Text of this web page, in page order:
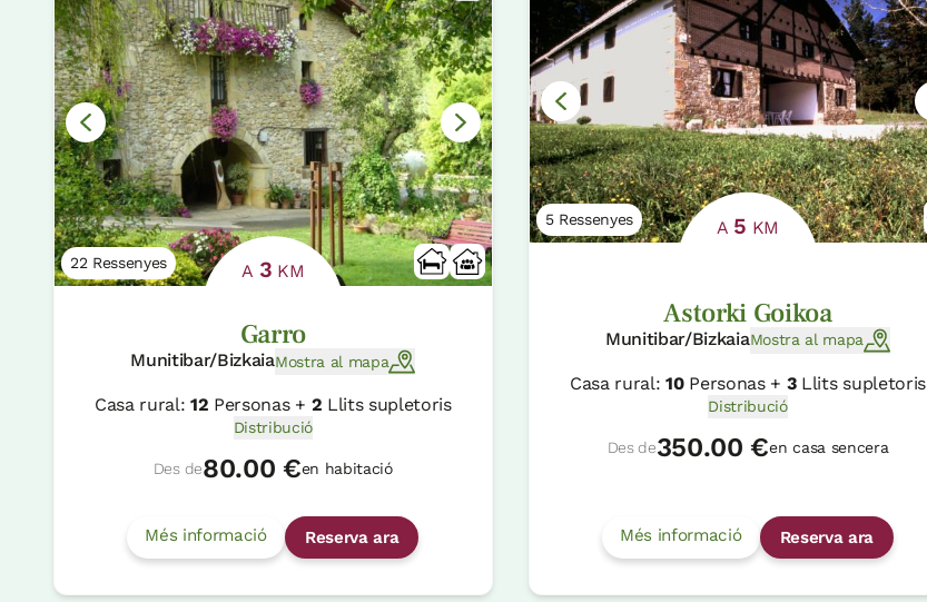
22 Ressenyes A 3 KM
Garro
Munitibar/BizkaiaMostra al mapa
Casa rural:12 Personas + 2 Llits supletoris
Distribució
Des de80.00 €en habitació
Més informació Reserva ara
5 Ressenyes A 5 KM
Astorki Goikoa
Munitibar/BizkaiaMostra al mapa
Casa rural:10Personas + 3Llits supletoris
Distribució
Des de350.00 €en casa sencera
Més informació Reserva ara